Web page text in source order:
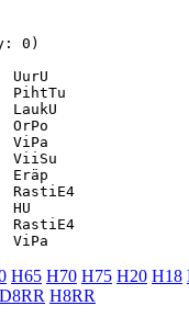
0)
UurU
PihtTu
LaukU
OrPo
ViPa
ViiSu
Eräp
RastiE4
HU
RastiE4
H65 H70 H75 H20 H18
D8RR H8RR